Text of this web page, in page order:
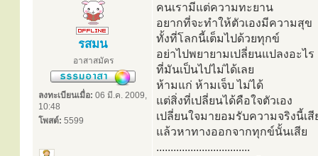
รสมน
อาสาสมัคร
ลงทะเบียนเมื่อ: 06 มี.ค. 2009,
10:48
โพสต์: 5599
คนเรามีแต่ความทะยาน
อยากที่จะทำให้ตัวเองมีความสุข
ทั้งที่โลกนี้เต็มไปด้วยทุกข์
อย่าไปพยายามเปลี่ยนแปลงอะไร
ที่มันเป็นไปไม่ได้เลย
ห้ามแก่ ห้ามเจ็บ ไม่ได้
แต่สิ่งที่เปลี่ยนได้คือใจตัวเอง
เปลี่ยนใจมายอมรับความจริงนี้เสี
แล้วหาทางออกจากทุกข์นั้นเสีย
.................................